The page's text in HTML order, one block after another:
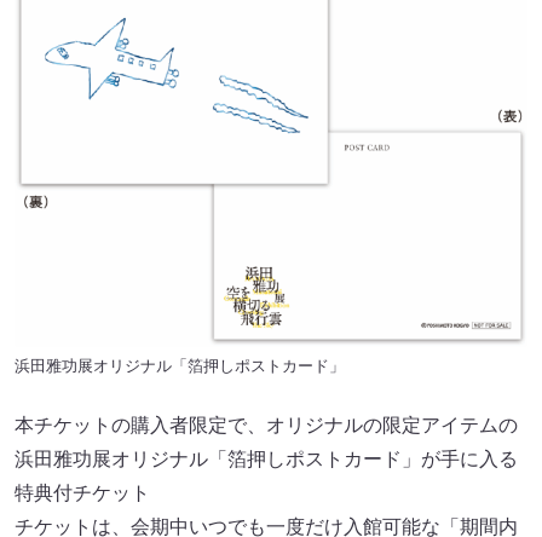
浜田雅功展オリジナル「箔押しポストカード」
本チケットの購入者限定で、オリジナルの限定アイテムの
浜田雅功展オリジナル「箔押しポストカード」が手に入る
特典付チケット
チケットは、会期中いつでも一度だけ入館可能な「期間内